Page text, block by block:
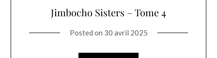
Jimbocho Sisters – Tome 4
Posted on 30 avril 2025